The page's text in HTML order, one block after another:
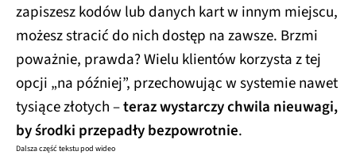
zapiszesz kodów lub danych kart w innym miejscu,
możesz stracić do nich dostęp na zawsze. Brzmi
poważnie, prawda? Wielu klientów korzysta z tej
opcji „na później”, przechowując w systemie nawet
tysiące złotych –teraz wystarczy chwila nieuwagi,
by środki przepadły bezpowrotnie.
Dalsza część tekstu pod wideo